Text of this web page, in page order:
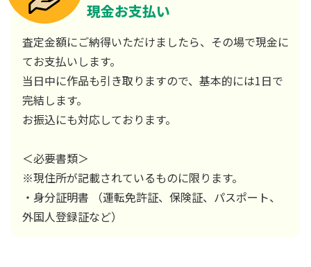
現金お支払い
査定金額にご納得いただけましたら、その場で現金に
てお支払いします。
当日中に作品も引き取りますので、基本的には1日で
完結します。
お振込にも対応しております。
＜必要書類＞
※現住所が記載されているものに限ります。
・身分証明書 （運転免許証、保険証、パスポート、
外国人登録証など）